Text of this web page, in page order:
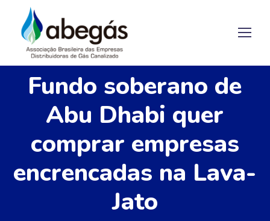
Fundo soberano de
Abu Dhabi quer
comprar empresas
encrencadas na Lava-
Jato